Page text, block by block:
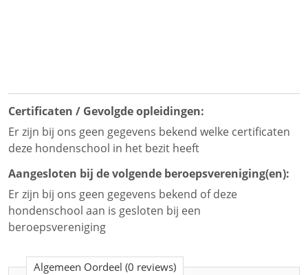
Certificaten / Gevolgde opleidingen:
Er zijn bij ons geen gegevens bekend welke certificaten
deze hondenschool in het bezit heeft
Aangesloten bij de volgende beroepsvereniging(en):
Er zijn bij ons geen gegevens bekend of deze
hondenschool aan is gesloten bij een
beroepsvereniging
Algemeen Oordeel (0 reviews)